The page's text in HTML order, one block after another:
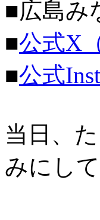
■広島み
■公式X
■公式
当日、
みにし